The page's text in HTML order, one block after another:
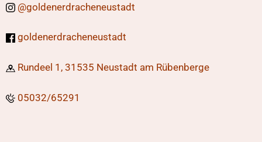
@goldenerdracheneustadt
goldenerdracheneustadt
Rundeel 1, 31535 Neustadt am Rübenberge
05032/65291